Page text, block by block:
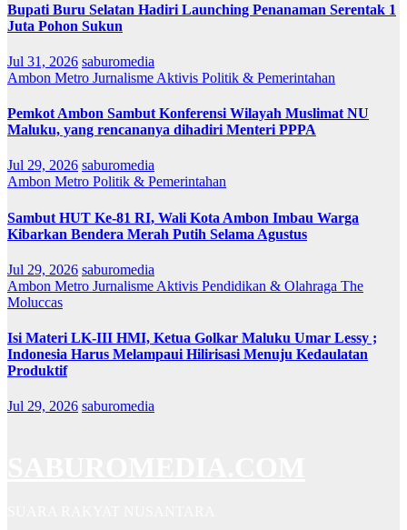
Bupati Buru Selatan Hadiri Launching Penanaman Serentak 1
Juta Pohon Sukun
Jul 31, 2026 saburomedia
Ambon Metro Jurnalisme Aktivis Politik & Pemerintahan
Pemkot Ambon Sambut Konferensi Wilayah Muslimat NU
Maluku, yang rencananya dihadiri Menteri PPPA
Jul 29, 2026 saburomedia
Ambon Metro Politik & Pemerintahan
Sambut HUT Ke-81 RI, Wali Kota Ambon Imbau Warga
Kibarkan Bendera Merah Putih Selama Agustus
Jul 29, 2026 saburomedia
Ambon Metro Jurnalisme Aktivis Pendidikan & Olahraga The
Moluccas
Isi Materi LK-III HMI, Ketua Golkar Maluku Umar Lessy ;
Indonesia Harus Melampaui Hilirisasi Menuju Kedaulatan
Produktif
Jul 29, 2026 saburomedia